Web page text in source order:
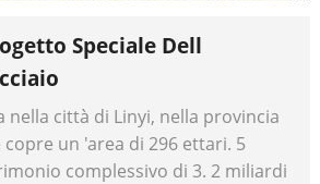
Speciale Dell
nella città di Linyi, nella provincia
un 'area di 296 ettari. 5
complessivo di 3. 2 miliardi